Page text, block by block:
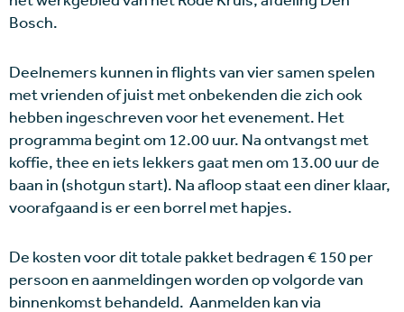
Bosch.
Deelnemers kunnen in flights van vier samen spelen
met vrienden of juist met onbekenden die zich ook
hebben ingeschreven voor het evenement. Het
programma begint om 12.00 uur. Na ontvangst met
koffie, thee en iets lekkers gaat men om 13.00 uur de
baan in (shotgun start). Na afloop staat een diner klaar,
voorafgaand is er een borrel met hapjes.
De kosten voor dit totale pakket bedragen € 150 per
persoon en aanmeldingen worden op volgorde van
binnenkomst behandeld. Aanmelden kan via